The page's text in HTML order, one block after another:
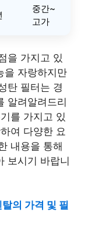
중간~
고가
을 가지고 있
을 자랑하지만
탄 필터는 경
알려알려드리
를 가지고 있
여 다양한 요
내용을 통해
보시기 바랍니
의 가격 및 필